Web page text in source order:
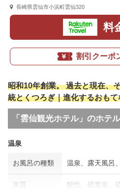
長崎県雲仙市小浜町雲仙320
料
割引クーポ
昭和10年創業。 過去と現在、
統とくつろぎ｜進化するおもて
「雲仙観光ホテル」のホテ
温泉
お風呂の種類 温泉、露天風呂
泉質 酸性、硫黄泉、